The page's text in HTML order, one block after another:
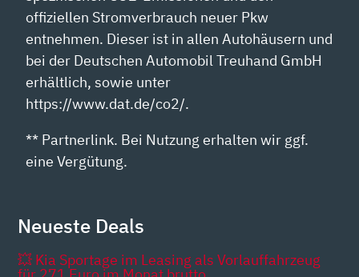
offiziellen Stromverbrauch neuer Pkw
entnehmen. Dieser ist in allen Autohäusern und
bei der Deutschen Automobil Treuhand GmbH
erhältlich, sowie unter
https://www.dat.de/co2/.
** Partnerlink. Bei Nutzung erhalten wir ggf.
eine Vergütung.
Neueste Deals
💥 Kia Sportage im Leasing als Vorlauffahrzeug